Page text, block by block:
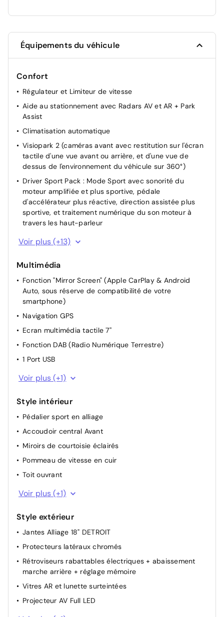
Équipements du véhicule
Confort
Régulateur et Limiteur de vitesse
Aide au stationnement avec Radars AV et AR + Park
Assist
Climatisation automatique
Visiopark 2 (caméras avant avec restitution sur l'écran
tactile d'une vue avant ou arrière, et d'une vue de
dessus de l'environnement du véhicule sur 360°)
Driver Sport Pack : Mode Sport avec sonorité du
moteur amplifiée et plus sportive, pédale
d'accélérateur plus réactive, direction assistée plus
sportive, et traitement numérique du son moteur à
travers les haut-parleur
Start & Stop
Accès et Démarrage Mains Libres
Appui-tête AR réglable
Siège passager réglable en hauteur
Réglage du siège conducteur manuellement
Rétroviseur intérieur Jour / Nuit Electrochrome
Commutation automatique des feux de route / feux de
croisement
Voir plus (+13)
Multimédia
Fonction "Mirror Screen" (Apple CarPlay & Android
Auto, sous réserve de compatibilité de votre
smartphone)
Navigation GPS
Ecran multimédia tactile 7''
Fonction DAB (Radio Numérique Terrestre)
1 Port USB
Prises 12 V (x3 : zone connectique, AR de console et
coffre)
Voir plus (+1)
Style intérieur
Pédalier sport en alliage
Accoudoir central Avant
Miroirs de courtoisie éclairés
Pommeau de vitesse en cuir
Toit ouvrant
Eclairage du plafonnier à LED AV et AR
Voir plus (+1)
Style extérieur
Jantes Alliage 18" DETROIT
Protecteurs latéraux chromés
Rétroviseurs rabattables électriques + abaissement
marche arrière + réglage mémoire
Vitres AR et lunette surteintées
Projecteur AV Full LED
Feu diurnes à LED